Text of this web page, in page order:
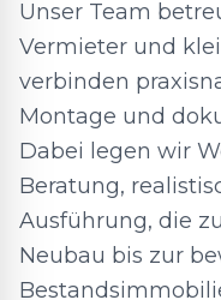
Unser Team
Vermieter und
verbinden
Montage und
Dabei legen wir
Beratung,
Ausführung, die
Neubau bis zur